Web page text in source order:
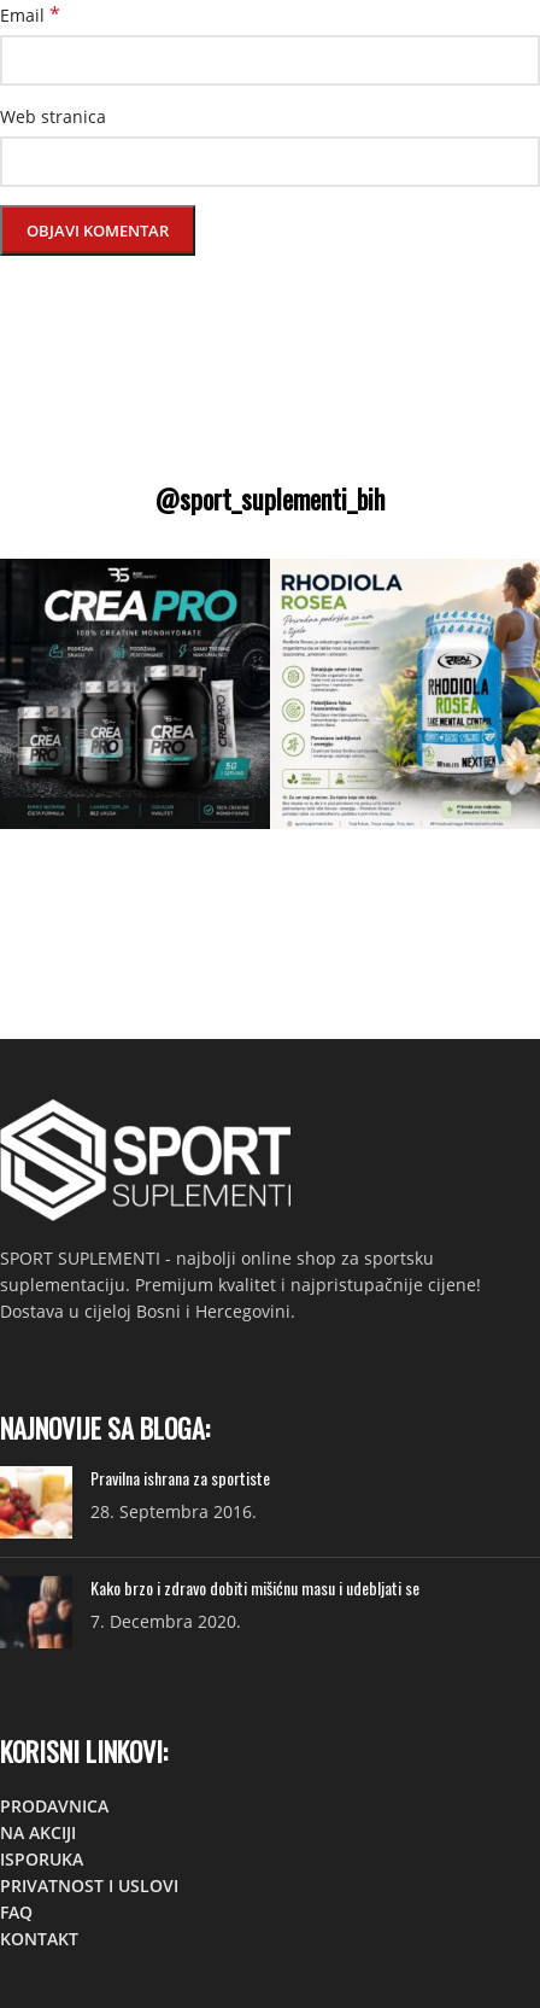
Email *
Web stranica
@sport_suplementi_bih
SPORT SUPLEMENTI - najbolji online shop za sportsku
suplementaciju. Premijum kvalitet i najpristupačnije cijene!
Dostava u cijeloj Bosni i Hercegovini.
NAJNOVIJE SA BLOGA:
Pravilna ishrana za sportiste
28. Septembra 2016.
Kako brzo i zdravo dobiti mišićnu masu i udebljati se
7. Decembra 2020.
KORISNI LINKOVI:
PRODAVNICA
NA AKCIJI
ISPORUKA
PRIVATNOST I USLOVI
FAQ
KONTAKT